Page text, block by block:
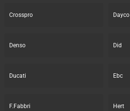
Crosspro Dayco
Denso Did
Ducati Ebc
F.Fabbri Hert